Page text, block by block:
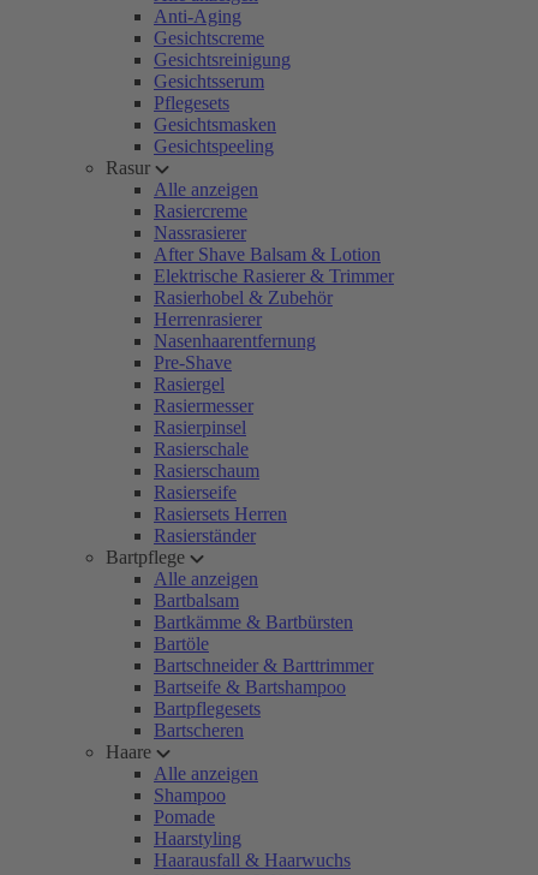
Anti-Aging
Gesichtscreme
Gesichtsreinigung
Gesichtsserum
Pflegesets
Gesichtsmasken
Gesichtspeeling
Rasur
Alle anzeigen
Rasiercreme
Nassrasierer
After Shave Balsam & Lotion
Elektrische Rasierer & Trimmer
Rasierhobel & Zubehör
Herrenrasierer
Nasenhaarentfernung
Pre-Shave
Rasiergel
Rasiermesser
Rasierpinsel
Rasierschale
Rasierschaum
Rasierseife
Rasiersets Herren
Rasierständer
Bartpflege
Alle anzeigen
Bartbalsam
Bartkämme & Bartbürsten
Bartöle
Bartschneider & Barttrimmer
Bartseife & Bartshampoo
Bartpflegesets
Bartscheren
Haare
Alle anzeigen
Shampoo
Pomade
Haarstyling
Haarausfall & Haarwuchs